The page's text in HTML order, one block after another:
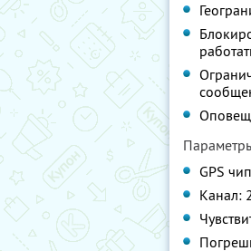
GPS
Канал: